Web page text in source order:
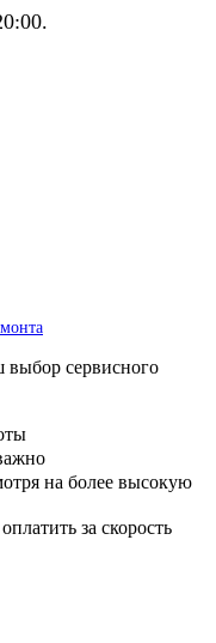
выбор сервисного
на более высокую
за скорость